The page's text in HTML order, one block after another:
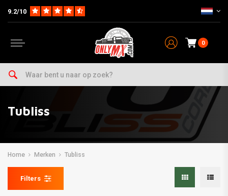
9.2/10
0
Tubliss
Home Merken Tubliss
Filters